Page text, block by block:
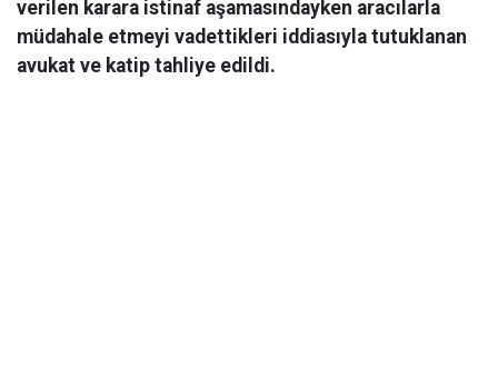
verilen karara istinaf aşamasındayken aracılarla
müdahale etmeyi vadettikleri iddiasıyla tutuklanan
avukat ve katip tahliye edildi.